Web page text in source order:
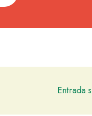
Entrada